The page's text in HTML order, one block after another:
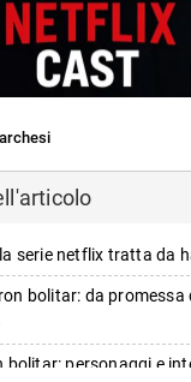
serie netflix tratta da
bolitar: da promessa
bolitar: personaggi e